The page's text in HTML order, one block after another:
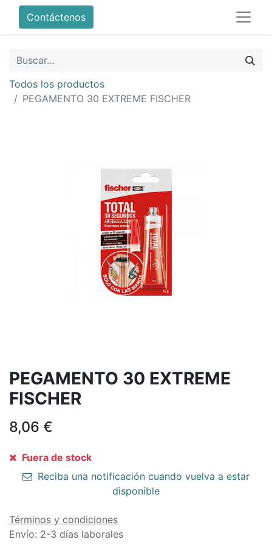
Contáctenos
Todos los productos
PEGAMENTO 30 EXTREME FISCHER
PEGAMENTO 30 EXTREME
FISCHER
8,06 €
Fuera de stock
Reciba una notificación cuando vuelva a estar
disponible
Términos y condiciones
Envío: 2-3 días laborales